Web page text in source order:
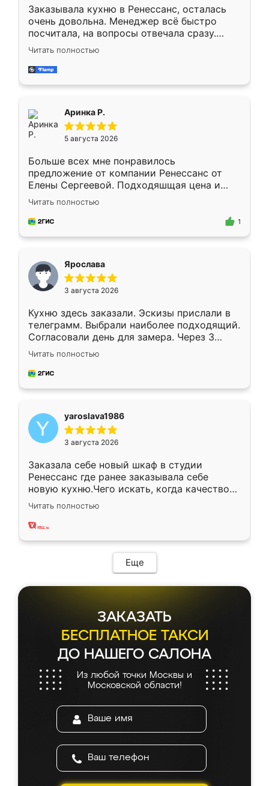
Заказывала кухню в Ренессанс, осталась
очень довольна. Менеджер всё быстро
посчитала, на вопросы отвечала сразу.
Замерщик приехал в субботу, подошёл к
делу со всей ответственностью. Собрали
за день, ребята работали аккуратно, даже
Читать полностью
Аринка Р.
5 августа 2026
Больше всех мне понравилось
предложение от компании Ренессанс от
Елены Сергеевой. Подходяшщая цена и
короткие сроки изготовления. Приехавший
для замера сотрудник Владислав
предложил по моему эскизу самый
Читать полностью
1
Ярослава
3 августа 2026
Кухню здесь заказали. Эскизы прислали в
телеграмм. Выбрали наиболее подходящий.
Согласовали день для замера. Через 3
недели кухня была уже готова. Остались
довольны работой. Спасибо Ренессанс
мебель за качественную работу!
Читать полностью
yaroslava1986
3 августа 2026
Заказала себе новый шкаф в студии
Ренессанс где ранее заказывала себе
новую кухню.Чего искать, когда качеством
вполне довольна. Служит кухня уже почти
два года, нареканий нет.
Читать полностью
Еще
ЗАКАЗАТЬ
БЕСПЛАТНОЕ ТАКСИ
ДО НАШЕГО САЛОНА
Из любой точки Москвы и
Московской области!